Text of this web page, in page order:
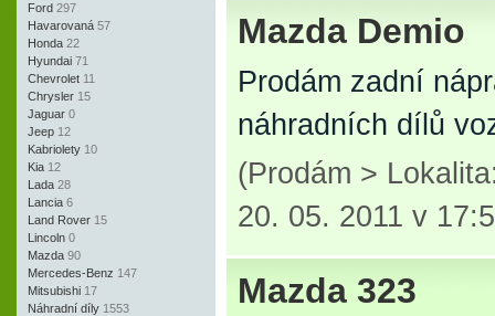
Ford 297
Havarovaná 57
Honda 22
Hyundai 71
Chevrolet 11
Chrysler 15
Jaguar 0
Jeep 12
Kabriolety 10
Kia 12
Lada 28
Lancia 6
Land Rover 15
Lincoln 0
Mazda 90
Mercedes-Benz 147
Mitsubishi 17
Náhradní díly 1553
Mazda Demio
Prodám zadní
náhradních dílů
(Prodám >
20. 05. 2011 v
Mazda 323